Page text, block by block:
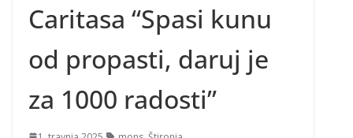
Caritasa “Spasi kunu
od propasti, daruj je
za 1000 radosti”